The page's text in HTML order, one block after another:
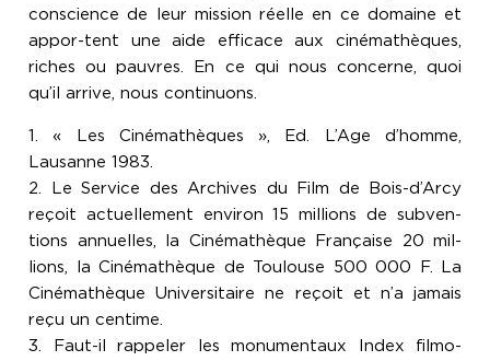
conscience de leur mission réelle en ce domaine et
appor-tent une aide efficace aux cinémathèques,
riches ou pauvres. En ce qui nous concerne, quoi
qu’il arrive, nous continuons.
1. « Les Cinémathèques », Ed. L’Age d’homme,
Lausanne 1983.
2. Le Service des Archives du Film de Bois-d’Arcy
reçoit actuellement environ 15 millions de subven-
tions annuelles, la Cinémathèque Française 20 mil-
lions, la Cinémathèque de Toulouse 500 000 F. La
Cinémathèque Universitaire ne reçoit et n’a jamais
reçu un centime.
3. Faut-il rappeler les monumentaux Index filmo-